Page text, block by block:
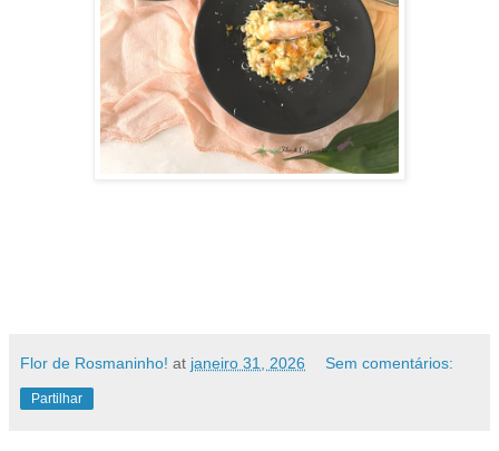
Flor de Rosmaninho! at janeiro 31, 2026 Sem comentários:
Partilhar